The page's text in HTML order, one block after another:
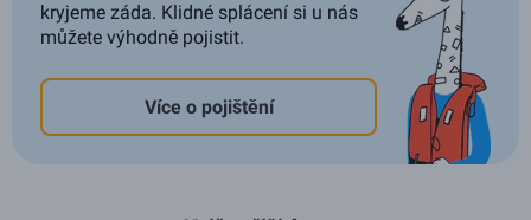
kryjeme záda. Klidné splácení si u nás
můžete výhodně pojistit.
Více o pojištění